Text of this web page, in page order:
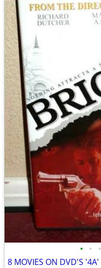
• • •
8 MOVIES ON DVD'S '4A'